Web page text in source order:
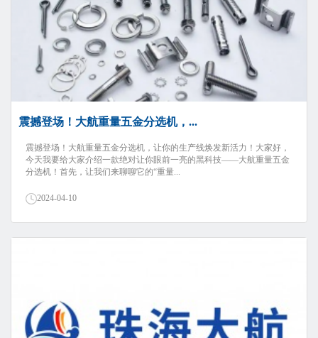
震撼登场！大航重量五金分选机，...
震撼登场！大航重量五金分选机，让你的生产线焕发新活力！大家好，
今天我要给大家介绍一款绝对让你眼前一亮的黑科技——大航重量五金
分选机！首先，让我们来聊聊它的“重量...
2024-04-10